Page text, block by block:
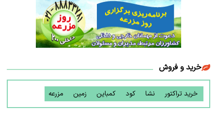
خرید و فروش
خرید تراکتور نشا کود کمباین زمین مزرعه